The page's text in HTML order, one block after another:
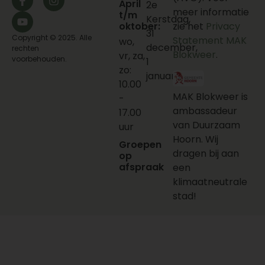
Copyright © 2025. Alle
rechten
voorbehouden.
April
t/m
oktober:
wo,
vr, za,
zo:
10.00
-
17.00
uur
Groepen
op
afspraak
2e
Kerstdag,
31
december,
1
januari
meer informatie
zie het Privacy
Statement MAK
Blokweer.
MAK Blokweer is
ambassadeur
van Duurzaam
Hoorn. Wij
dragen bij aan
een
klimaatneutrale
stad!